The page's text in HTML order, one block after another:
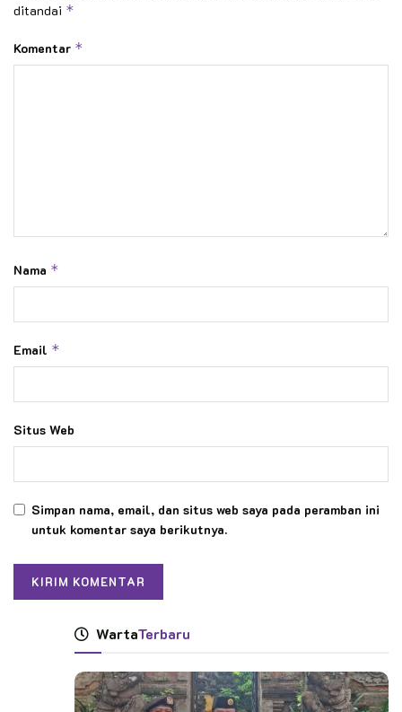
ditandai *
Komentar *
Nama *
Email *
Situs Web
Simpan nama, email, dan situs web saya pada peramban ini
untuk komentar saya berikutnya.
WartaTerbaru